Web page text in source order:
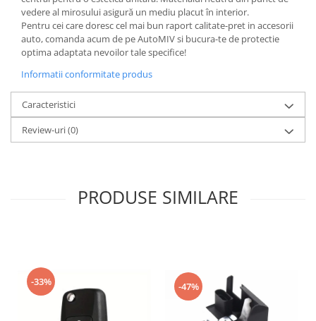
vedere al mirosului asigură un mediu placut în interior.
Pentru cei care doresc cel mai bun raport calitate-pret in accesorii
auto, comanda acum de pe AutoMIV si bucura-te de protectie
optima adaptata nevoilor tale specifice!
Informatii conformitate produs
Caracteristici
Review-uri(0)
PRODUSE SIMILARE
-33% -47%